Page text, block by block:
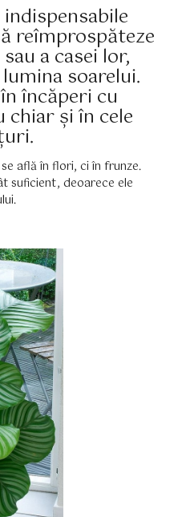
reîmprospăteze
a casei lor,
soarelui.
încăperi cu
chiar și în cele
află în flori, ci în frunze.
suficient, deoarece ele